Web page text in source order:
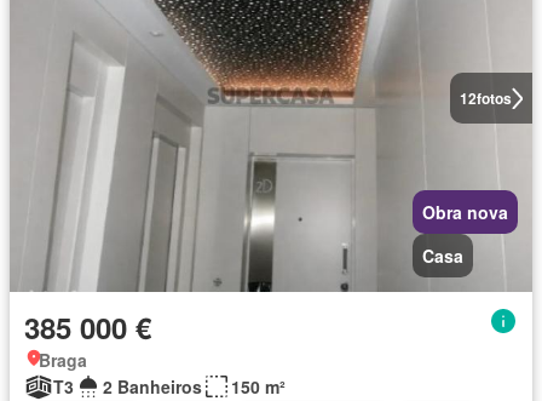
12fotos
Obra nova
Casa
385 000 €
Braga
T3
2 Banheiros
150 m²